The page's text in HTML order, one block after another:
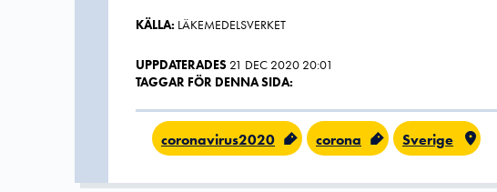
KÄLLA: LÄKEMEDELSVERKET
UPPDATERADES 21 DEC 2020 20:01
TAGGAR FÖR DENNA SIDA:
coronavirus2020 corona Sverige